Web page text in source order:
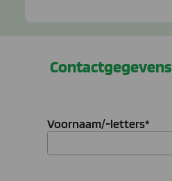
Contactgegevens
Voornaam/-letters*